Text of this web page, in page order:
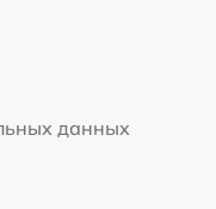
данных